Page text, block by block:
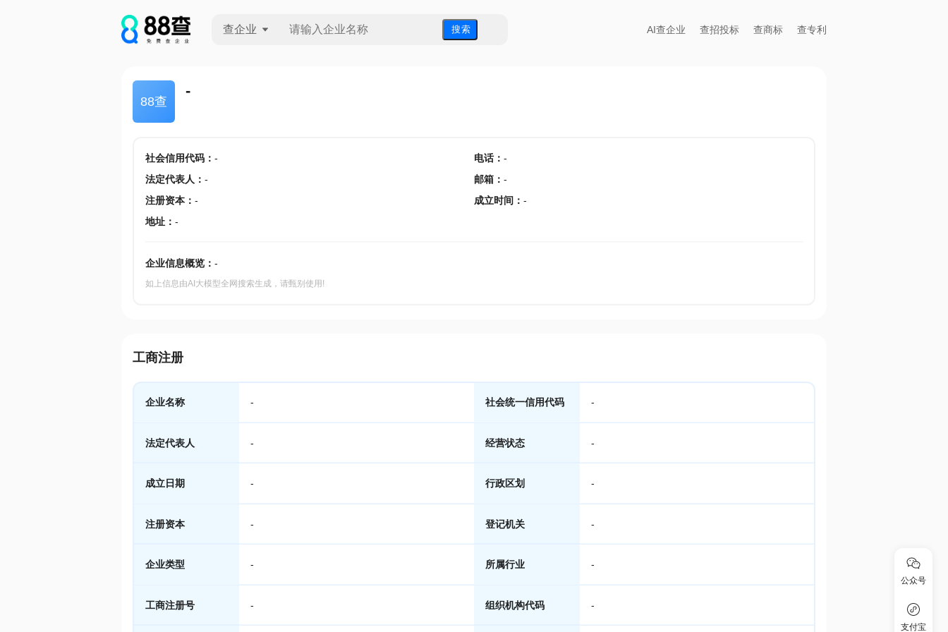
查企业 搜 索 AI查企业 查招投标 查商标 查专利
88查
-
社会信用代码： - 电话： -
法定代表人 ： - 邮箱 ： -
注册资本： - 成立时间 ： -
地址： -
企业信息概览： -
如上信息由AI大模型全网搜索生成，请甄别使用!
工商注册
企业名称 - 社会统一信用代码 -
法定代表人 - 经营状态 -
成立日期 - 行政区划 -
注册资本 - 登记机关 -
企业类型 - 所属行业 -
工商注册号 - 组织机构代码 -
公众号
支付宝